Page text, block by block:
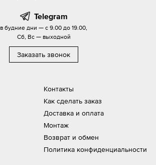
Контакты
Как сделать заказ
Доставка и оплата
Монтаж
Возврат и обмен
Политика конфиденциальности
Telegram
в будние дни — с 9.00 до 19.00,
Сб, Вс — выходной
Заказать звонок